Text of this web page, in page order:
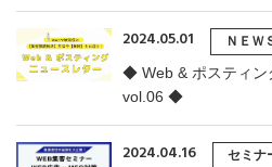
2024.05.01 ＮＥＷ
◆ Web & ポスティ
vol.06 ◆
2024.04.16 セミナ